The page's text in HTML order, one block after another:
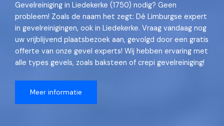
Gevelreiniging in Liedekerke (1750) nodig? Geen
probleem! Zoals de naam het zegt: Dé Limburgse expert
in gevelreinigingen, ook in Liedekerke. Vraag vandaag nog
uw vrijblijvend plaatsbezoek aan, gevolgd door een gratis
offerte van onze gevel experts! Wij hebben ervaring met
alle types gevels, zoals baksteen of crepi gevelreiniging!
Meer informatie